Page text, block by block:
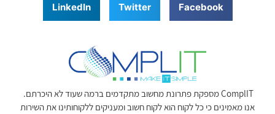
Facebook
Twitter
LinkedIn
ComplIT מספקת פתרונת מחשוב מתקדמים ברמה שעוד לא היכרתם.
אנו מאמינים כי כל לקוח הוא לקוח חשוב ומעניקים ללקוחותינו את השירות